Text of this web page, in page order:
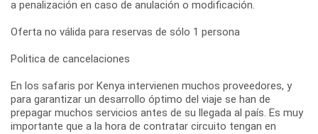
a penalización en caso de anulación o modificación.
Oferta no válida para reservas de sólo 1 persona
Politica de cancelaciones
En los safaris por Kenya intervienen muchos proveedores, y
para garantizar un desarrollo óptimo del viaje se han de
prepagar muchos servicios antes de su llegada al país. Es muy
importante que a la hora de contratar circuito tengan en